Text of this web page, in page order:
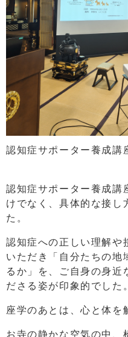
認知症サポーター養成講
認知症サポーター養成講
けでなく、具体的な接し
た。
認知症への正しい理解や
いただき「自分たちの地
るか」を、ご自身の身近
ださる姿が印象的でした。
座学のあとは、心と体を
お寺の静かな空気の中、